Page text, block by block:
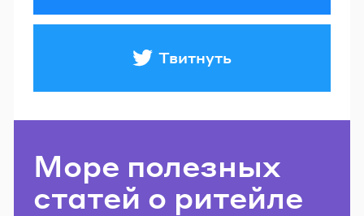
Твитнуть
Море полезных
статей о ритейле